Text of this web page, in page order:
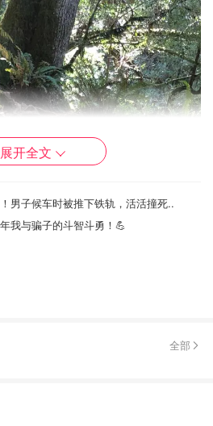
展开全文
男子候车时被推下铁轨，活活撞死..
我与骗子的斗智斗勇！💪
全部